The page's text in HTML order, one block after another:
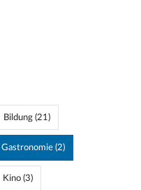
Bildung (21)
Gastronomie (2)
Kino (3)